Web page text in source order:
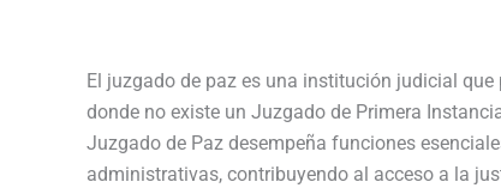
El juzgado de paz es una institución judicial
donde no existe un Juzgado de Primera
Juzgado de Paz desempeña funciones
administrativas, contribuyendo al acceso a la